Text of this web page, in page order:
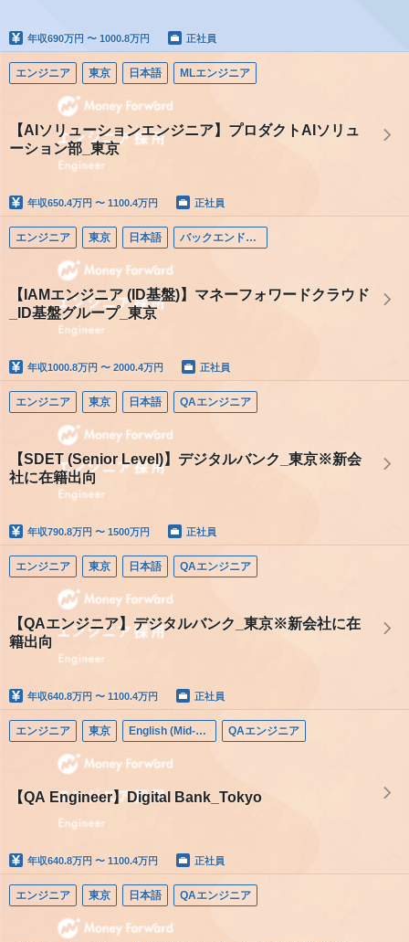
年収690万円 〜 1000.8万円 正社員
エンジニア 東京 日本語 MLエンジニア
【AIソリューションエンジニア】プロダクトAIソリュ
ーション部_東京
年収650.4万円 〜 1100.4万円 正社員
エンジニア 東京 日本語 バックエンドエンジニア
【IAMエンジニア (ID基盤)】マネーフォワードクラウド
_ID基盤グループ_東京
年収1000.8万円 〜 2000.4万円 正社員
エンジニア 東京 日本語 QAエンジニア
【SDET (Senior Level)】デジタルバンク_東京※新会
社に在籍出向
年収790.8万円 〜 1500万円 正社員
エンジニア 東京 日本語 QAエンジニア
【QAエンジニア】デジタルバンク_東京※新会社に在
籍出向
年収640.8万円 〜 1100.4万円 正社員
エンジニア 東京 English (Mid-career) QAエンジニア
【QA Engineer】Digital Bank_Tokyo
年収640.8万円 〜 1100.4万円 正社員
エンジニア 東京 日本語 QAエンジニア